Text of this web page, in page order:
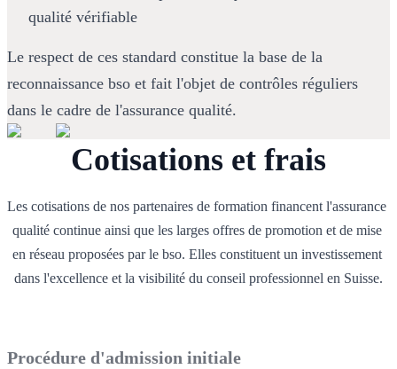
qualité vérifiable
Le respect de ces standard constitue la base de la
reconnaissance bso et fait l'objet de contrôles réguliers
dans le cadre de l'assurance qualité.
Cotisations et frais
Les cotisations de nos partenaires de formation financent l'assurance
qualité continue ainsi que les larges offres de promotion et de mise
en réseau proposées par le bso. Elles constituent un investissement
dans l'excellence et la visibilité du conseil professionnel en Suisse.
Procédure d'admission initiale